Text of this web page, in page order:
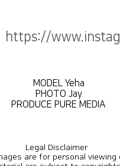
https://
MODEL Yeha
PHOTO Jay
PRODUCE PURE MEDIA
Legal Disclaimer
are for personal viewing